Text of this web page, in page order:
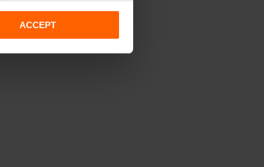
ACCEPT